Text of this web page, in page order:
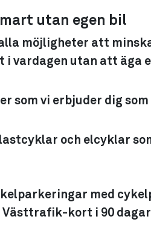
utan egen bil
möjligheter att
vardagen utan att äga
som vi erbjuder dig
och elcyklar
med
kort i 90 dagar